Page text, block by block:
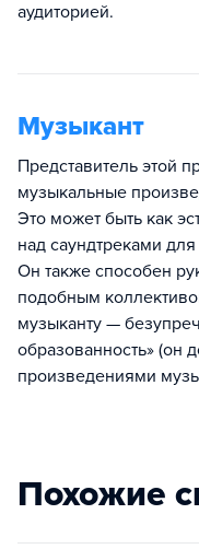
аудиторией.
Музыкант
Представитель этой
музыкальные
Это может быть как
над саундтреками
Он также способен
подобным
музыканту —
образованность» (он
произведениями
Похожие